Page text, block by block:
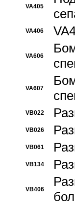
VA405
VA406
VA606
VA607
VB022
VB026
VB061
VB134
VB406